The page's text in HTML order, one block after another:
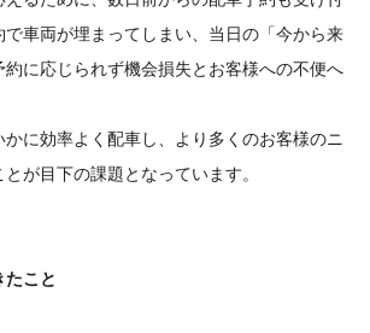
で車両が埋まってしまい、当日の「今から来
約に応じられず機会損失とお客様への不便へ
に効率よく配車し、より多くのお客様のニ
が目下の課題となっています。
たこと